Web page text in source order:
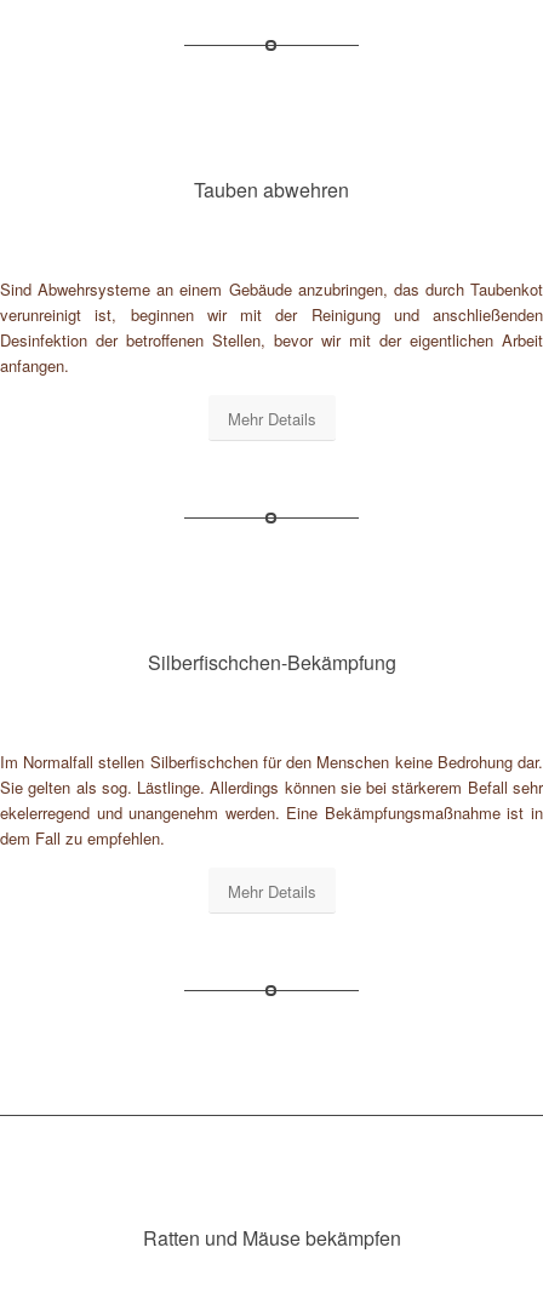
Tauben abwehren
Sind Abwehrsysteme an einem Gebäude anzubringen, das durch Taubenkot
verunreinigt ist, beginnen wir mit der Reinigung und anschließenden
Desinfektion der betroffenen Stellen, bevor wir mit der eigentlichen Arbeit
anfangen.
Mehr Details
Silberfischchen-Bekämpfung
Im Normalfall stellen Silberfischchen für den Menschen keine Bedrohung dar.
Sie gelten als sog. Lästlinge. Allerdings können sie bei stärkerem Befall sehr
ekelerregend und unangenehm werden. Eine Bekämpfungsmaßnahme ist in
dem Fall zu empfehlen.
Mehr Details
Ratten und Mäuse bekämpfen